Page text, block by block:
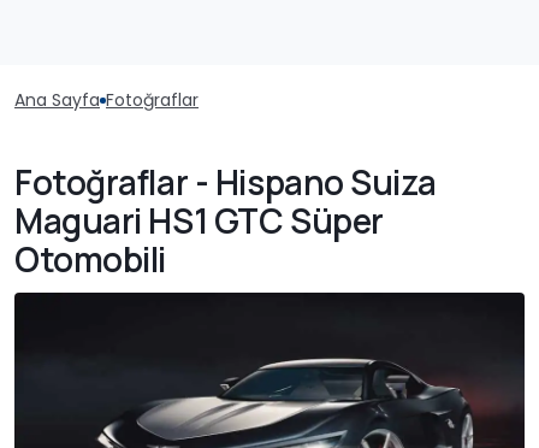
Ana Sayfa Fotoğraflar
Fotoğraflar - Hispano Suiza
Maguari HS1 GTC Süper
Otomobili